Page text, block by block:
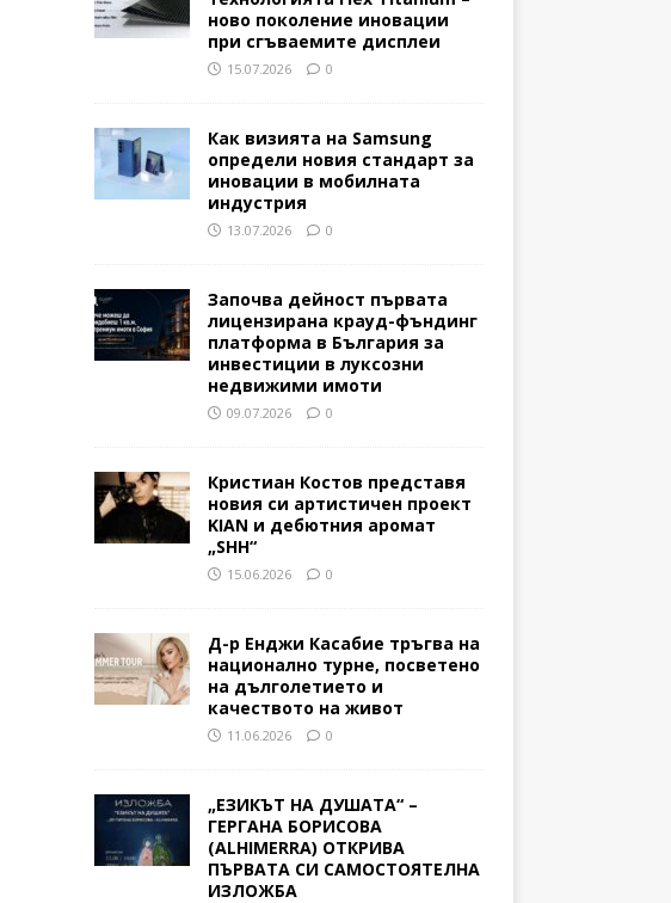
ново поколение иновации
при сгъваемите дисплеи
15.07.2026 0
Как визията на Samsung
определи новия стандарт за
иновации в мобилната
индустрия
13.07.2026 0
Започва дейност първата
лицензирана крауд-фъндинг
платформа в България за
инвестиции в луксозни
недвижими имоти
09.07.2026 0
Кристиан Костов представя
новия си артистичен проект
KIAN и дебютния аромат
„SHH“
15.06.2026 0
Д-р Енджи Касабие тръгва на
национално турне, посветено
на дълголетието и
качеството на живот
11.06.2026 0
„ЕЗИКЪТ НА ДУШАТА“ –
ГЕРГАНА БОРИСОВА
(ALHIMERRA) ОТКРИВА
ПЪРВАТА СИ САМОСТОЯТЕЛНА
ИЗЛОЖБА